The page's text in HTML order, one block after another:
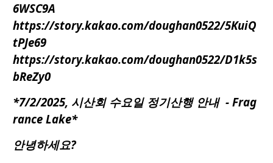
6WSC9A
https://story.kakao.com/doughan0522/5KuiQ
tPJe69
https://story.kakao.com/doughan0522/D1k5s
bReZy0
*7/2/2025, 시산회 수요일 정기산행 안내 - Frag
rance Lake*
안녕하세요?